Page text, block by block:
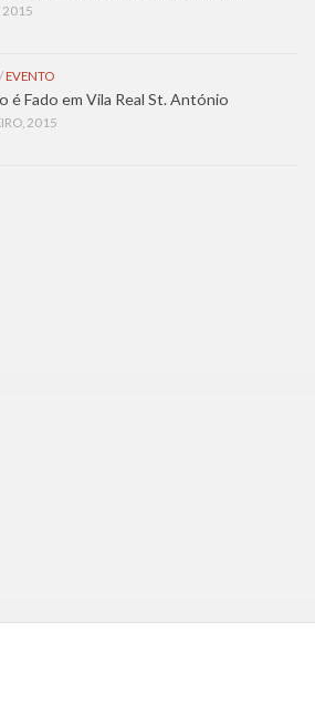
2015
/ EVENTO
é Fado em Vila Real St. António
2015